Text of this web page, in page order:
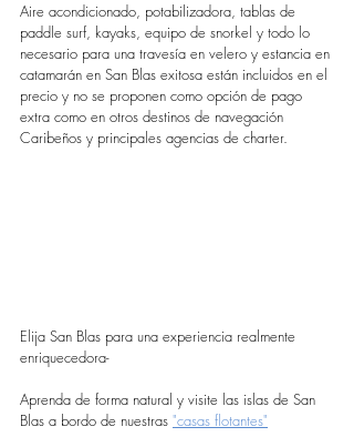
Aire acondicionado, potabilizadora, tablas de
paddle surf, kayaks, equipo de snorkel y todo lo
necesario para una travesía en velero y estancia en
catamarán en San Blas exitosa están incluidos en el
precio y no se proponen como opción de pago
extra como en otros destinos de navegación
Caribeños y principales agencias de charter.
Elija San Blas para una experiencia realmente
enriquecedora-
Aprenda de forma natural y visite las islas de San
Blas a bordo de nuestras "casas flotantes"